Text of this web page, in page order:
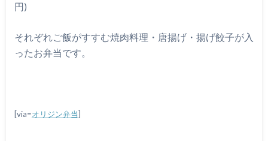
円)
それぞれご飯がすすむ焼肉料理・唐揚げ・揚げ餃子が入
ったお弁当です。
[via=オリジン弁当]